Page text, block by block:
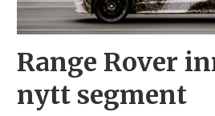
Range Rover
nytt segment